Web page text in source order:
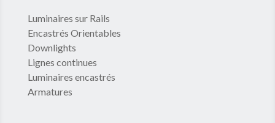
Luminaires sur Rails
Encastrés Orientables
Downlights
Lignes continues
Luminaires encastrés
Armatures